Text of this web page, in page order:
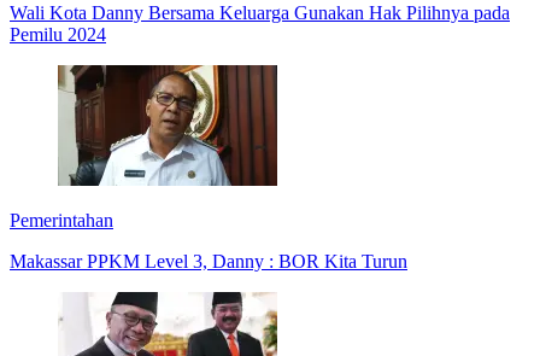
Wali Kota Danny Bersama Keluarga Gunakan Hak Pilihnya pada
Pemilu 2024
Pemerintahan
Makassar PPKM Level 3, Danny : BOR Kita Turun